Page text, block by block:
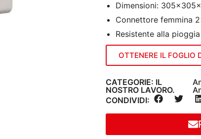
Dimensioni:
Connettore femmina
Resistente alla
OTTENERE IL FOGLIO
CATEGORIE: IL
NOSTRO LAVORO.
CONDIVIDI: